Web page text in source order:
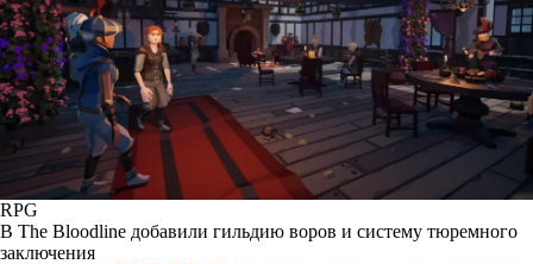
RPG
В The Bloodline добавили гильдию воров и систему тюремного
заключения